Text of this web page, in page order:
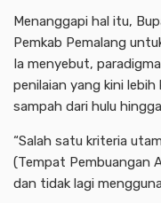
Menanggapi hal itu,
Pemkab Pemalang
Ia menyebut,
penilaian yang kini
sampah dari hulu
“Salah satu kriteria
(Tempat Pembuangan
dan tidak lagi